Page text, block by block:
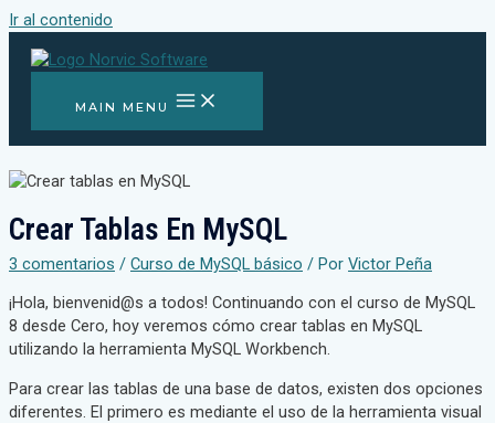
Ir al contenido
MAIN MENU
Crear Tablas En MySQL
3 comentarios / Curso de MySQL básico / Por Victor Peña
¡Hola, bienvenid@s a todos! Continuando con el curso de MySQL
8 desde Cero, hoy veremos cómo crear tablas en MySQL
utilizando la herramienta MySQL Workbench.
Para crear las tablas de una base de datos, existen dos opciones
diferentes. El primero es mediante el uso de la herramienta visual